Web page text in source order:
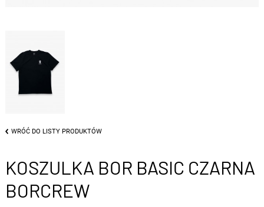
WRÓĆ DO LISTY PRODUKTÓW
KOSZULKA BOR BASIC CZARNA
BORCREW